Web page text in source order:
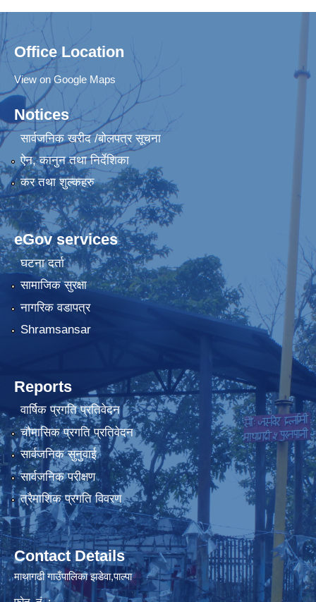
Office Location
View on Google Maps
Notices
सार्वजनिक खरीद /बोलपत्र सूचना
ऐन, कानुन तथा निर्देशिका
कर तथा शुल्कहरु
eGov services
घटना दर्ता
सामाजिक सुरक्षा
नागरिक वडापत्र
Shramsansar
Reports
वार्षिक प्रगति प्रतिवेदन
चौमासिक प्रगति प्रतिवेदन
सार्वजनिक सुनुवाई
सार्वजनिक परीक्षण
त्रैमाशिक प्रगति विवरण
Contact Details
माथागढी गाउँपालिका झडेवा,पाल्पा